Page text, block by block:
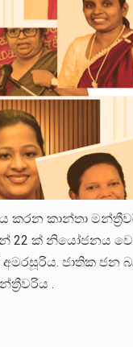
කාන්තා
22 ක් නියෝජනය
ජාතික ජන
.